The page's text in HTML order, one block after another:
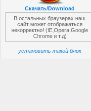
Скачать/Download
В остальных браузерах наш
сайт может отображаться
некорректно! (IE,Opera,Google
Chrome и т.д)
установить такой блок